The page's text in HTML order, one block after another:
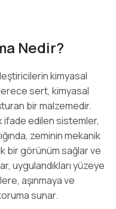
Nedir?
kimyasal
sert, kimyasal
bir malzemedir.
ifade edilen sistemler,
zeminin mekanik
bir görünüm sağlar ve
uygulandıkları yüzeye
aşınmaya ve
sunar.